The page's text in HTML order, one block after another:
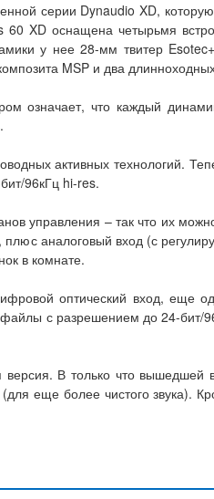
серии Dynaudio XD,
60 XD оснащена четырьмя
у нее 28-мм твитер
MSP и два
означает, что каждый
активных технологий.
96кГц hi-res.
управления – так что их
аналоговый вход (с
в комнате.
оптический вход, еще
с разрешением до 24-бит/
В только что
еще более чистого звука).